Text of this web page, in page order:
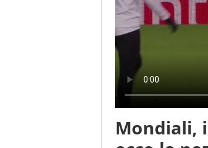
Mondiali,